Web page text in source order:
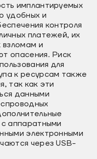
имплантируемых
удобных и
контроля
платежей, их
взломам и
опасения. Риск
для
к ресурсам также
так как эти
данными
аппаратными
электронными
через USB-